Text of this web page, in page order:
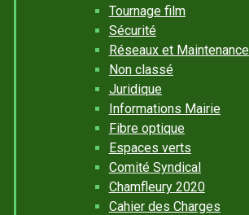
Tournage film
Sécurité
Réseaux et Maintenance
Non classé
Juridique
Informations Mairie
Fibre optique
Espaces verts
Comité Syndical
Chamfleury 2020
Cahier des Charges